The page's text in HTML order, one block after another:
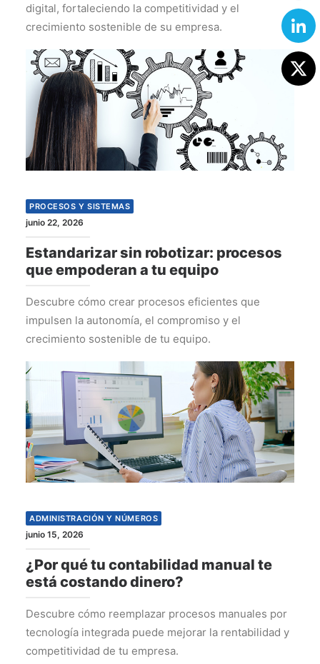
digital, fortaleciendo la competitividad y el
crecimiento sostenible de su empresa.
PROCESOS Y SISTEMAS
junio 22, 2026
Estandarizar sin robotizar: procesos
que empoderan a tu equipo
Descubre cómo crear procesos eficientes que
impulsen la autonomía, el compromiso y el
crecimiento sostenible de tu equipo.
ADMINISTRACIÓN Y NÚMEROS
junio 15, 2026
¿Por qué tu contabilidad manual te
está costando dinero?
Descubre cómo reemplazar procesos manuales por
tecnología integrada puede mejorar la rentabilidad y
competitividad de tu empresa.